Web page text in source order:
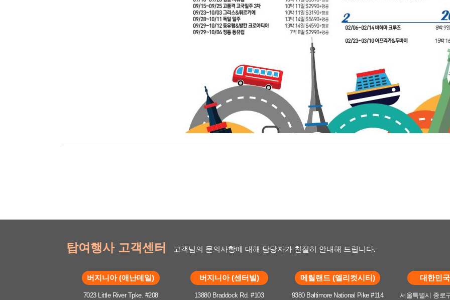
탑여행사 고객센터 고객님의 문의사항에 대해 담당자가 친절히 안내해 드립니다.
버지니아 (애난데일)
7023 Little River Tpke. #208
버지니아 (센터빌)
13880 Braddock Rd. #103
메릴랜드 (엘리컷시티)
9380 Baltimore National Pike #114
대한민
서울특별시 종로